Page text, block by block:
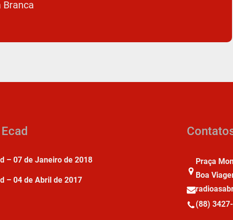
Branca
– 07 de Janeiro de 2018
– 04 de Abril de 2017
Praça
Boa
(88)